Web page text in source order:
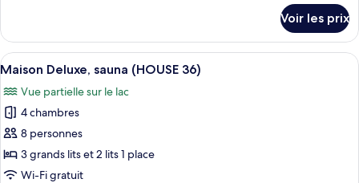
(HOUSE
35)
le
type
de
Maison
Économique
(HOUSE
35)
Voir les prix
Afficher
toutes
les
photos
pour
ce
type
Une chambre à coucher avec un lit,
9
Maison Deluxe, sauna (HOUSE 36)
Vue partielle sur le lac
4 chambres
8 personnes
3 grands lits et 2 lits 1 place
Wi-Fi gratuit